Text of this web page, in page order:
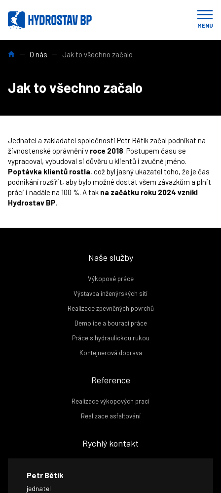
MENU
HYDROSTAV BP: Profesionální stavební, výkopové, demoliční a
O nás Jak to všechno začalo
Jak to všechno začalo
Jednatel a zakladatel společnosti Petr Bětík začal podnikat na
živnostenské oprávnění v roce 2018. Postupem času se
vypracoval, vybudoval si důvěru u klientů i zvučné jméno.
Poptávka klientů rostla, což byl jasný ukazatel toho, že je čas
podnikání rozšířit, aby bylo možné dostát všem závazkům a plnit
práci i nadále na 100 %. A tak na začátku roku 2024 vznikl
Hydrostav BP.
Naše služby
Výkopové práce
Výstavba inženýrských sítí
Realizace zpevněných povrchů
Demolice a bourací práce
Práce s hydraulickou rukou
Kontejnerová doprava
Reference
Realizace výkopových prací
Realizace asfaltování
Rychlý kontakt
Petr Bětík
jednatel